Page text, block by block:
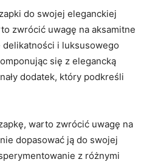
do swojej eleganckiej
zwrócić‍ uwagę na aksamitne
delikatności i luksusowego
się z‌ elegancką‍
dodatek, który podkreśli‍
warto zwrócić ⁢uwagę na
dopasować ją do swojej
‌z różnymi